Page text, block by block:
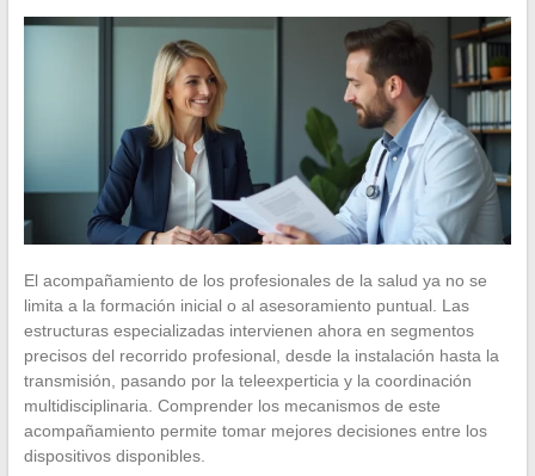
El acompañamiento de los profesionales de la salud ya no se
limita a la formación inicial o al asesoramiento puntual. Las
estructuras especializadas intervienen ahora en segmentos
precisos del recorrido profesional, desde la instalación hasta la
transmisión, pasando por la teleexperticia y la coordinación
multidisciplinaria. Comprender los mecanismos de este
acompañamiento permite tomar mejores decisiones entre los
dispositivos disponibles.